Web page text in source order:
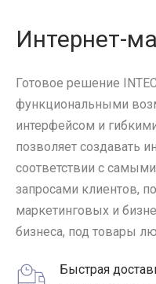
Интернет-
Готовое решение
функциональными
интерфейсом и
позволяет создавать
соответствии с
запросами клиентов,
маркетинговых и
бизнеса, под товары
Быстрая